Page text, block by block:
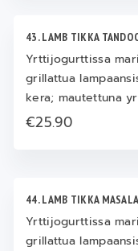
43. LAMB TIKKA
Yrttijogurttissa
grillattua
kera; mautettuna
€25.90
44. LAMB TIKKA
Yrttijogurttissa
grillattua